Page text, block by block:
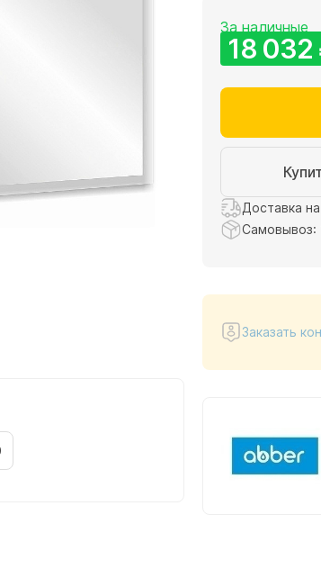
За наличные
18 032
Доставка
Самовывоз:
Заказать